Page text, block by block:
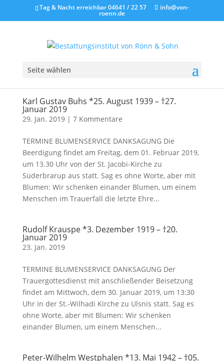
Tag & Nacht erreichbar 04641 / 22 57 info@von-
roenn.de
Seite wählen
Karl Gustav Buhs *25. August 1939 – †27.
Januar 2019
29. Jan. 2019| 7 Kommentare
TERMINE BLUMENSERVICE DANKSAGUNG Die
Beerdigung findet am Freitag, dem 01. Februar 2019,
um 13.30 Uhr von der St. Jacobi-Kirche zu
Süderbrarup aus statt. Sag es ohne Worte, aber mit
Blumen: Wir schenken einander Blumen, um einem
Menschen im Trauerfall die letzte Ehre...
Rudolf Krauspe *3. Dezember 1919 – †20.
Januar 2019
23. Jan. 2019
TERMINE BLUMENSERVICE DANKSAGUNG Der
Trauergottesdienst mit anschließender Beisetzung
findet am Mittwoch, dem 30. Januar 2019, um 13:30
Uhr in der St.-Wilhadi Kirche zu Ulsnis statt. Sag es
ohne Worte, aber mit Blumen: Wir schenken
einander Blumen, um einem Menschen...
Peter-Wilhelm Westphalen *13. Mai 1942 – †05.